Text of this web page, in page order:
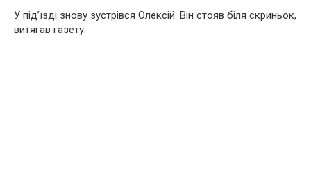
У під’їзді знову зустрівся Олексій. Він стояв біля скриньок,
витягав газету.